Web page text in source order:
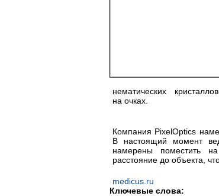
нематических
на очках.
Компания PixelOptics
В настоящий момент
намерены поместить
расстояние до объекта,
medicus.ru
Ключевые слова: